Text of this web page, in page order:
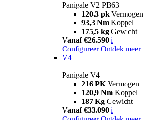
Panigale V2 PB63
120,3 pk Vermogen
93,3 Nm Koppel
175,5 kg Gewicht
Vanaf €26.590 i
Configureer Ontdek meer
V4
Panigale V4
216 PK Vermogen
120,9 Nm Koppel
187 Kg Gewicht
Vanaf €33.090 i